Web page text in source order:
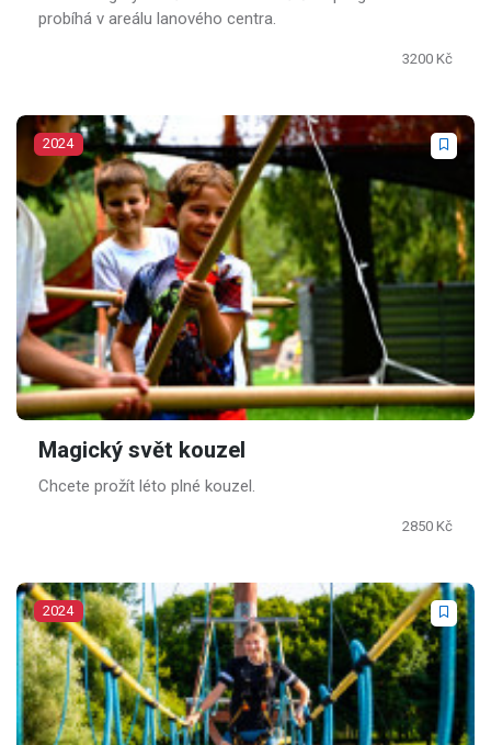
probíhá v areálu lanového centra.
3200 Kč
2024
Magický svět kouzel
Chcete prožít léto plné kouzel.
2850 Kč
2024